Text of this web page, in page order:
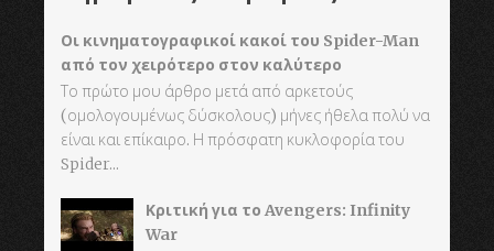
Οι κινηματογραφικοί κακοί του Spider-Man
από τον χειρότερο στον καλύτερο
Το πρώτο μου άρθρο μετά από αρκετούς
(ομολογουμένως δύσκολους) μήνες ήθελα πολύ να
είναι και επίκαιρο. Η πρόσφατη κυκλοφορία του
Spider...
Κριτική για το Avengers: Infinity
War